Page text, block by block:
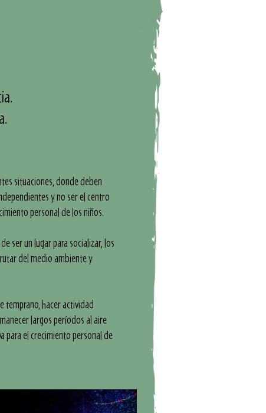
situaciones, donde deben
y no ser el centro
personal de los niños.
ser un lugar para socializar, los
del medio ambiente y
temprano, hacer actividad
largos períodos al aire
para el crecimiento personal de